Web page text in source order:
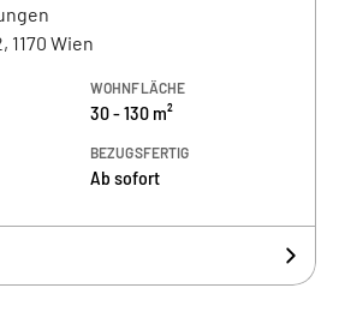
1170 Wien
WOHNFLÄCHE
30 - 130 m²
BEZUGSFERTIG
Ab sofort